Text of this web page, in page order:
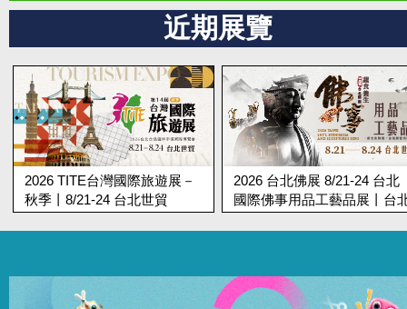
近期展覽
2026 台北佛展 8/21-24 台北
國際佛事用品工藝品展丨台北
第19屆台北蔬食展 8/21-24
北國際蔬食養生展丨台北世